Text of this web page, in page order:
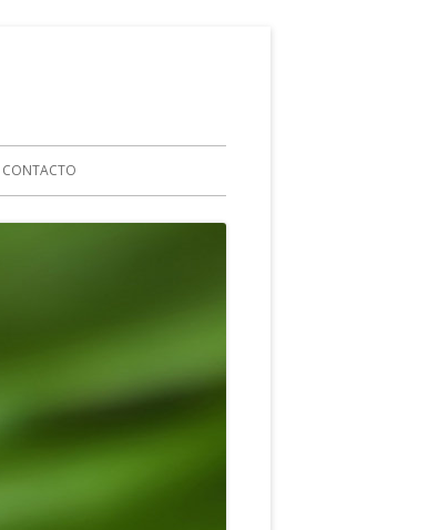
CONTACTO